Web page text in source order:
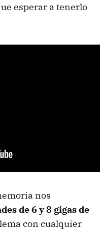
esperar a tenerlo
nos
de 6 y 8 gigas de
con cualquier